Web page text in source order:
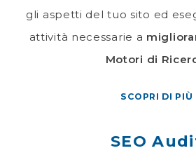
gli aspetti del tuo sito ed
attività necessarie a
Motori di
SCOPRI DI PIÙ
SEO